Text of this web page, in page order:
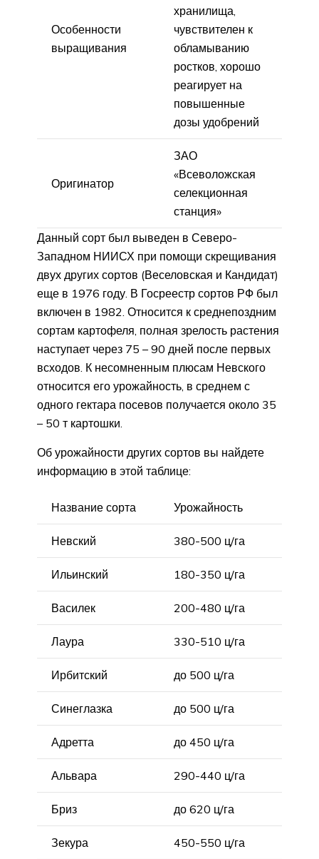
Особенности
выращивания
хранилища,
чувствителен к
обламыванию
ростков, хорошо
реагирует на
повышенные
дозы удобрений
Оригинатор
ЗАО
«Всеволожская
селекционная
станция»
Данный сорт был выведен в Северо-
Западном НИИСХ при помощи скрещивания
двух других сортов (Веселовская и Кандидат)
еще в 1976 году. В Госреестр сортов РФ был
включен в 1982. Относится к среднепоздним
сортам картофеля, полная зрелость растения
наступает через 75 – 90 дней после первых
всходов. К несомненным плюсам Невского
относится его урожайность, в среднем с
одного гектара посевов получается около 35
– 50 т картошки.
Об урожайности других сортов вы найдете
информацию в этой таблице:
Название сорта Урожайность
Невский 380-500 ц/га
Ильинский 180-350 ц/га
Василек 200-480 ц/га
Лаура 330-510 ц/га
Ирбитский до 500 ц/га
Синеглазка до 500 ц/га
Адретта до 450 ц/га
Альвара 290-440 ц/га
Бриз до 620 ц/га
Зекура 450-550 ц/га